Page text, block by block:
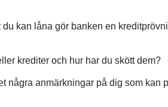
kan låna gör banken en
krediter och hur har du skött dem?
några anmärkningar på dig som kan